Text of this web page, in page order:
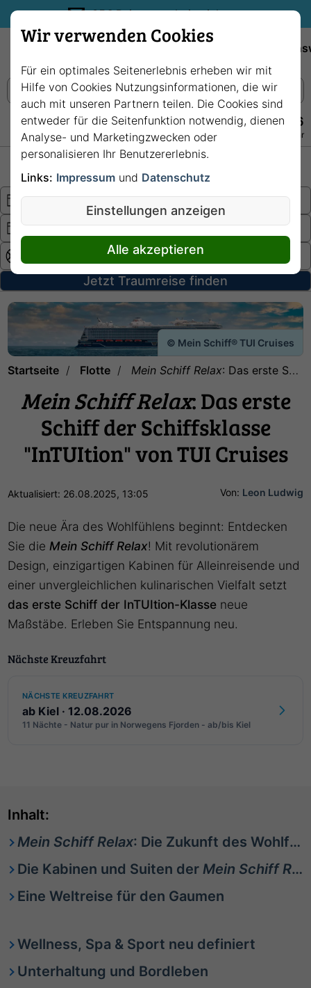
35€ Reisegutschein sichern.
+49 228 3875 7256
Persönlich · Kostenlos · Täglich 08–22 Uhr
Jetzt Traumreise finden
© Mein Schiff® TUI Cruises
Startseite Flotte Mein Schiff Relax: Das erste Schiff der Schiffsklasse "InTUItion" von TUI Cruises
Mein Schiff Relax: Das erste
Schiff der Schiffsklasse
"InTUItion" von TUI Cruises
Von: Leon Ludwig
Aktualisiert: 26.08.2025, 13:05
Die neue Ära des Wohlfühlens beginnt: Entdecken
Sie die Mein Schiff Relax! Mit revolutionärem
Design, einzigartigen Kabinen für Alleinreisende und
einer unvergleichlichen kulinarischen Vielfalt setzt
das erste Schiff der InTUItion-Klasse neue
Maßstäbe. Erleben Sie Entspannung neu.
Nächste Kreuzfahrt
NÄCHSTE KREUZFAHRT
ab Kiel · 12.08.2026
11 Nächte - Natur pur in Norwegens Fjorden - ab/bis Kiel
Inhalt:
Mein Schiff Relax: Die Zukunft des Wohlfühlens
Die Kabinen und Suiten derMein Schiff Relax
Eine Weltreise für den Gaumen
Wellness, Spa & Sport neu definiert
Unterhaltung und Bordleben
Wir verwenden Cookies
Für ein optimales Seitenerlebnis erheben wir mit
Hilfe von Cookies Nutzungsinformationen, die wir
auch mit unseren Partnern teilen. Die Cookies sind
entweder für die Seitenfunktion notwendig, dienen
Analyse- und Marketingzwecken oder
personalisieren Ihr Benutzererlebnis.
Links: Impressum und Datenschutz
Einstellungen anzeigen
Alle akzeptieren